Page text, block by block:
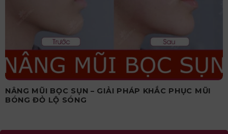
NÂNG MŨI BỌC SỤN – GIẢI PHÁP KHẮC PHỤC MŨI
BÓNG ĐỎ LỘ SÓNG